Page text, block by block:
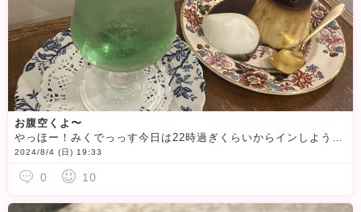
お腹空くよ〜
2024/8/4 (日) 19:33
0 10